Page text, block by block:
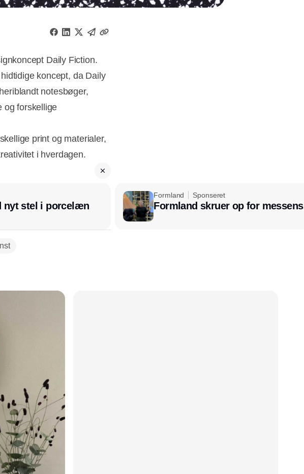
Daily Fiction.
koncept, da Daily
notesbøger,
og forskellige
print og materialer,
i hverdagen.
nyt stel i porcelæn
Formland Sponseret
Formland skruer op for